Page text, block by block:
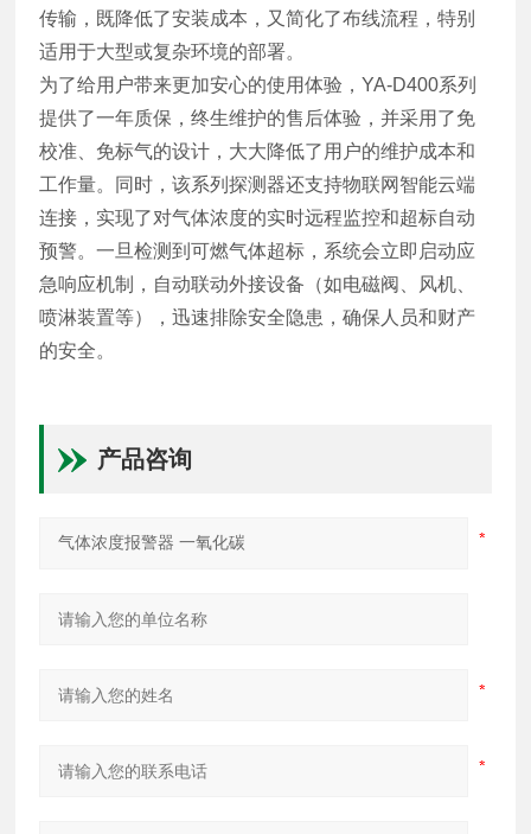
传输，既降低了安装成本，又简化了布线流程，特别
适用于大型或复杂环境的部署。
为了给用户带来更加安心的使用体验，YA-D400系列
提供了一年质保，终生维护的售后体验，并采用了免
校准、免标气的设计，大大降低了用户的维护成本和
工作量。同时，该系列探测器还支持物联网智能云端
连接，实现了对气体浓度的实时远程监控和超标自动
预警。一旦检测到可燃气体超标，系统会立即启动应
急响应机制，自动联动外接设备（如电磁阀、风机、
喷淋装置等），迅速排除安全隐患，确保人员和财产
的安全。
产品咨询